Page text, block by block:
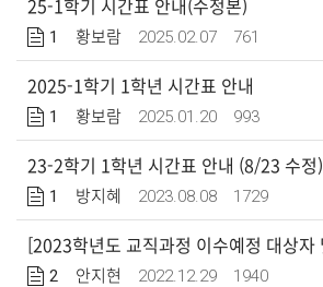
25-1학기 시간표 안내(수정본)
1 황보람 2025.02.07 761
2025-1학기 1학년 시간표 안내
1 황보람 2025.01.20 993
23-2학기 1학년 시간표 안내 (8/23 수정)
1 방지혜 2023.08.08 1729
2 안지현 2022.12.29 1940